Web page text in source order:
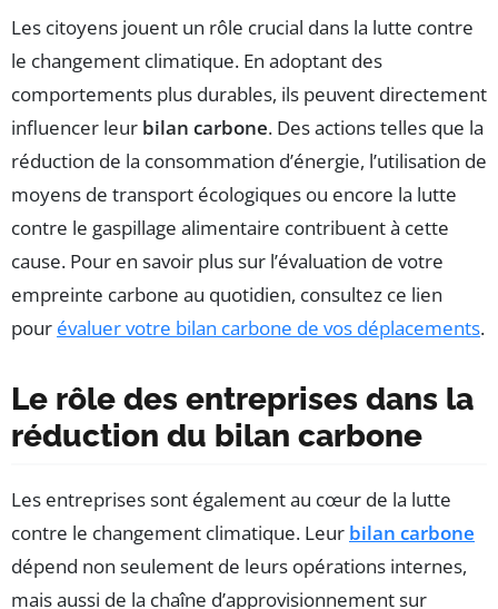
Les citoyens jouent un rôle crucial dans la lutte contre
le changement climatique. En adoptant des
comportements plus durables, ils peuvent directement
influencer leur bilan carbone. Des actions telles que la
réduction de la consommation d’énergie, l’utilisation de
moyens de transport écologiques ou encore la lutte
contre le gaspillage alimentaire contribuent à cette
cause. Pour en savoir plus sur l’évaluation de votre
empreinte carbone au quotidien, consultez ce lien
pour évaluer votre bilan carbone de vos déplacements.
Le rôle des entreprises dans la
réduction du bilan carbone
Les entreprises sont également au cœur de la lutte
contre le changement climatique. Leur bilan carbone
dépend non seulement de leurs opérations internes,
mais aussi de la chaîne d’approvisionnement sur